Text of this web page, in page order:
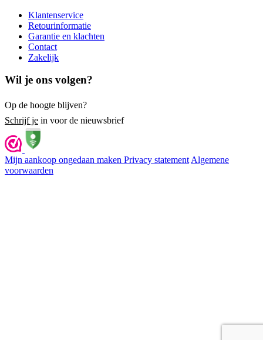
Klantenservice
Retourinformatie
Garantie en klachten
Contact
Zakelijk
Wil je ons volgen?
Op de hoogte blijven?
Schrijf je in voor de nieuwsbrief
Mijn aankoop ongedaan maken Privacy statement Algemene
voorwaarden